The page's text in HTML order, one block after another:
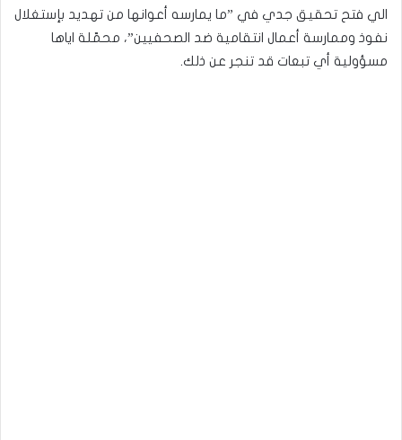
الي فتح تحقيق جدي في ”ما يمارسه أعوانها من تهديد بإستغلال
نفوذ وممارسة أعمال انتقامية ضد الصحفيين”، محمّلة اياها
مسؤولية أي تبعات قد تنجر عن ذلك.